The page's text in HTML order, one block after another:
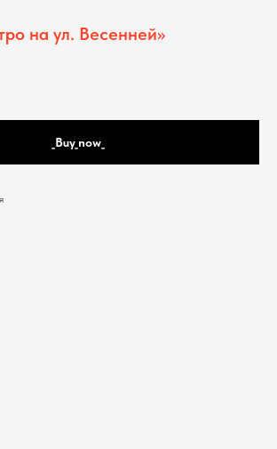
на ул. Весенней»
_Buy_now_